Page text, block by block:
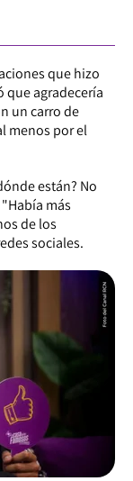
que hizo
que agradecería
un carro de
menos por el
están? No
más
de los
sociales.